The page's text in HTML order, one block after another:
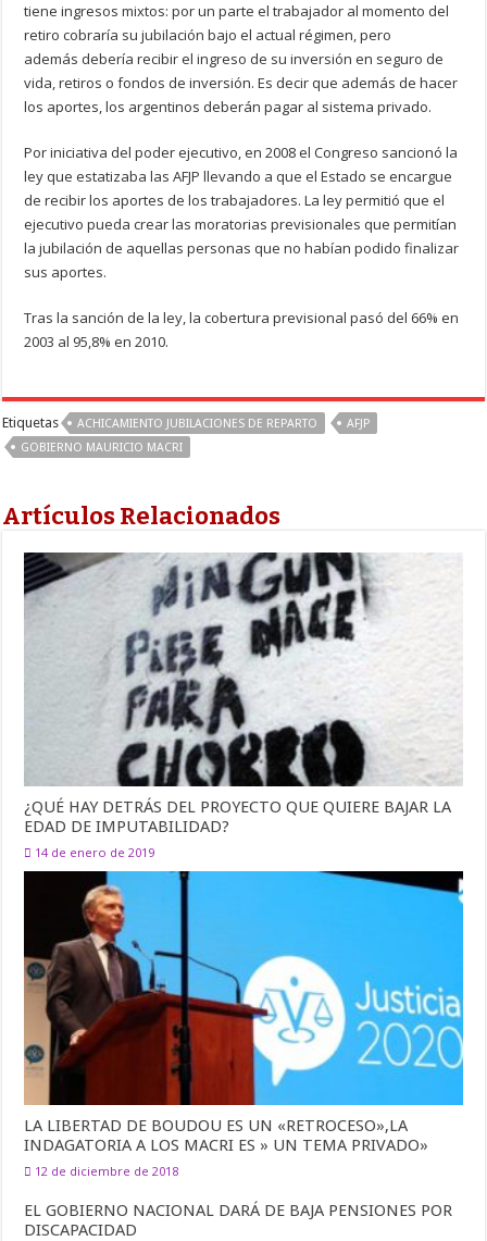
tiene ingresos mixtos: por un parte el trabajador al momento del
retiro cobraría su jubilación bajo el actual régimen, pero
además debería recibir el ingreso de su inversión en seguro de
vida, retiros o fondos de inversión. Es decir que además de hacer
los aportes, los argentinos deberán pagar al sistema privado.
Por iniciativa del poder ejecutivo, en 2008 el Congreso sancionó la
ley que estatizaba las AFJP llevando a que el Estado se encargue
de recibir los aportes de los trabajadores. La ley permitió que el
ejecutivo pueda crear las moratorias previsionales que permitían
la jubilación de aquellas personas que no habían podido finalizar
sus aportes.
Tras la sanción de la ley, la cobertura previsional pasó del 66% en
2003 al 95,8% en 2010.
Etiquetas ACHICAMIENTO JUBILACIONES DE REPARTO
AFJP
GOBIERNO MAURICIO MACRI
Artículos Relacionados
¿QUÉ HAY DETRÁS DEL PROYECTO QUE QUIERE BAJAR LA
EDAD DE IMPUTABILIDAD?
14 de enero de 2019
LA LIBERTAD DE BOUDOU ES UN «RETROCESO»,LA
INDAGATORIA A LOS MACRI ES » UN TEMA PRIVADO»
12 de diciembre de 2018
EL GOBIERNO NACIONAL DARÁ DE BAJA PENSIONES POR
DISCAPACIDAD